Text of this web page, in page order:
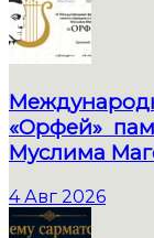
«Орфей»
Муслима
4 Авг 2026